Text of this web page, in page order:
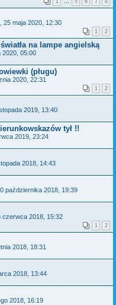
1 … 5 6 7 8
25 maja 2020, 12:30
1 2
na lampe angielską
2020, 05:00
(pługu)
2020, 22:31
1 2
2019, 13:40
tył !!
2019, 23:24
2018, 14:43
października 2018, 19:39
czerwca 2018, 15:32
1 2
2018, 18:31
2018, 13:44
2018, 16:19